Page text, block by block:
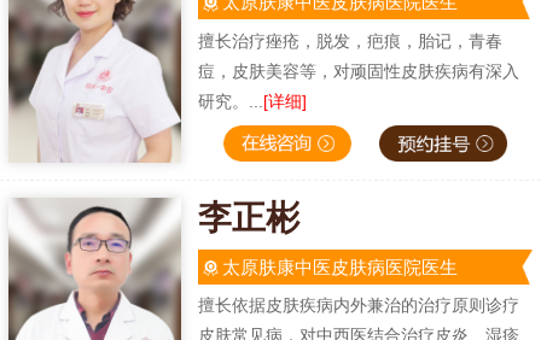
擅长治疗痤疮，脱发，疤痕，胎记，青春
痘，皮肤美容等，对顽固性皮肤疾病有深入
研究。... [详细]
李正彬
太原肤康中医皮肤病医院医生
擅长依据皮肤疾病内外兼治的治疗原则诊疗
皮肤常见病，对中西医结合治疗皮炎、湿疹